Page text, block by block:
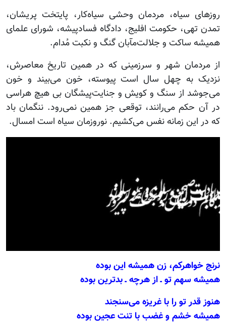
روزهای سیاه، مردمان وحشی سیاه‌کار، پایتخت پریشان،
تمدن تهی، حکومت افلیج، دادگاه فسادپیشه، شورای علمای
همیشه ساکت و جلالت‌مآبان گنگ و نکبت مُدام.
از مردمان شهر و سرزمینی که در همین تاریخ معاصرش،
نزدیک به چهل سال است پیوسته، خون می‌بیند و خون
می‌جوشد از سنگ و کویش و جنایت‌پیشگان بی هیچ هراسی
در آن حکم می‌رانند، توقعی جز همین نمی‌رود. ننگمان باد
که در این زمانه نفس می‌کشیم. نوروزمان سیاه است امسال.
نرنج خواهرکم، زن همیشه این بوده
همیشه سهم تو ـ از هرچه ـ بدترین بوده
هنوز قدر تو را با غریزه می‌سنجند
همیشه خشم و غضب با تنت عجین بوده